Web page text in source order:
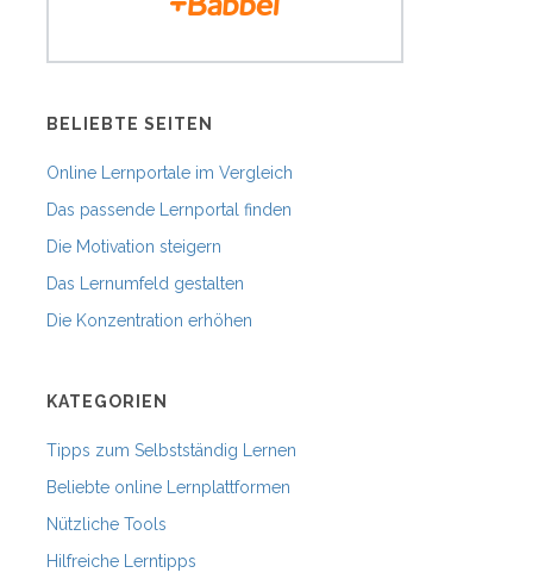
BELIEBTE SEITEN
Online Lernportale im Vergleich
Das passende Lernportal finden
Die Motivation steigern
Das Lernumfeld gestalten
Die Konzentration erhöhen
KATEGORIEN
Tipps zum Selbstständig Lernen
Beliebte online Lernplattformen
Nützliche Tools
Hilfreiche Lerntipps